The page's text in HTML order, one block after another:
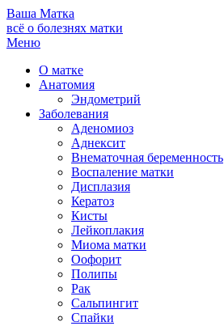
Ваша Матка
всё о болезнях матки
Меню
О матке
Анатомия
Эндометрий
Заболевания
Аденомиоз
Аднексит
Внематочная беременность
Воспаление матки
Дисплазия
Кератоз
Кисты
Лейкоплакия
Миома матки
Оофорит
Полипы
Рак
Сальпингит
Спайки